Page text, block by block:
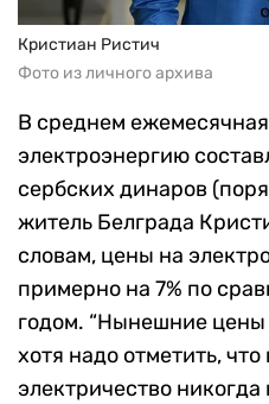
Кристиан Ристич
Фото из личного архива
В среднем ежемесячная
электроэнергию
сербских динаров
житель Белграда
словам, цены на
примерно на 7% по
годом. “Нынешние цены
хотя надо отметить,
электричество